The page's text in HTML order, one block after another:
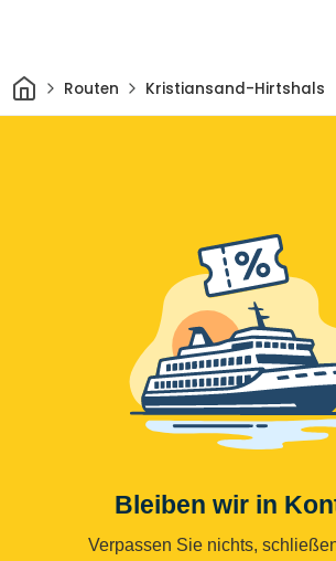
HeimRouten Kristiansand-Hirtshals
Bleiben wir in
Verpassen Sie nichts,